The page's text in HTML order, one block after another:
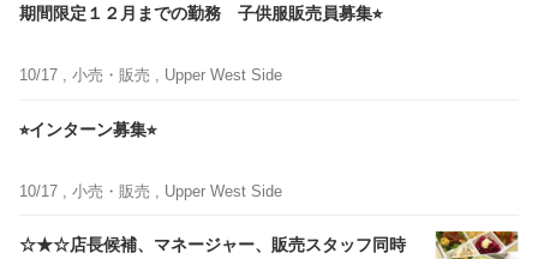
期間限定１２月までの勤務 子供服販売員募集⭐︎
10/17 , 小売・販売 , Upper West Side
⭐︎インターン募集⭐︎
10/17 , 小売・販売 , Upper West Side
☆★☆店長候補、マネージャー、販売スタッフ同時